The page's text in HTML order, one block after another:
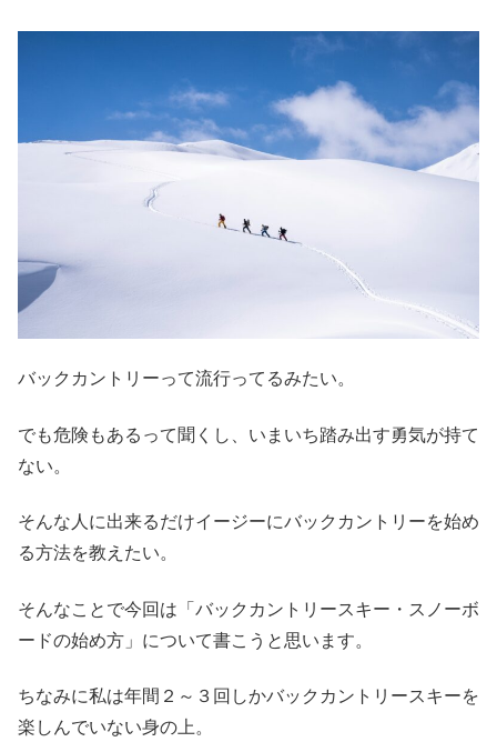
バックカントリーって流行ってるみたい。
でも危険もあるって聞くし、いまいち踏み出す勇気が持て
ない。
そんな人に出来るだけイージーにバックカントリーを始め
る方法を教えたい。
そんなことで今回は「バックカントリースキー・スノーボ
ードの始め方」について書こうと思います。
ちなみに私は年間２～３回しかバックカントリースキーを
楽しんでいない身の上。